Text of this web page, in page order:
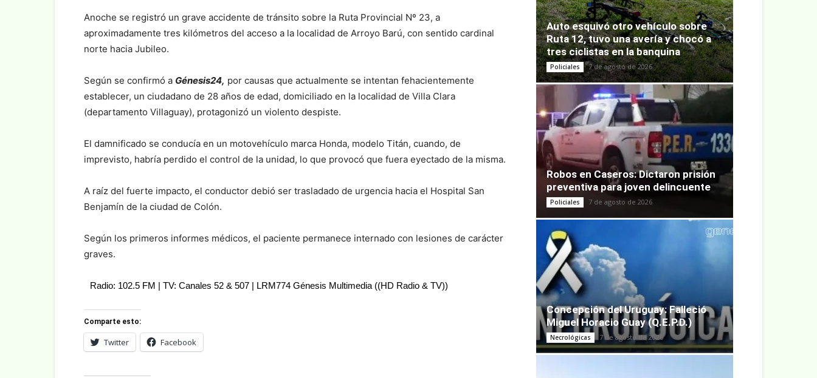
Anoche se registró un grave accidente de tránsito sobre la Ruta Provincial Nº 23, a
aproximadamente tres kilómetros del acceso a la localidad de Arroyo Barú, con sentido cardinal
norte hacia Jubileo.
Según se confirmó a Génesis24, por causas que actualmente se intentan fehacientemente
establecer, un ciudadano de 28 años de edad, domiciliado en la localidad de Villa Clara
(departamento Villaguay), protagonizó un violento despiste.
El damnificado se conducía en un motovehículo marca Honda, modelo Titán, cuando, de
imprevisto, habría perdido el control de la unidad, lo que provocó que fuera eyectado de la misma.
A raíz del fuerte impacto, el conductor debió ser trasladado de urgencia hacia el Hospital San
Benjamín de la ciudad de Colón.
Según los primeros informes médicos, el paciente permanece internado con lesiones de carácter
graves.
Radio: 102.5 FM | TV: Canales 52 & 507 | LRM774 Génesis Multimedia ((HD Radio & TV))
Comparte esto:
Twitter Facebook
Auto esquivó otro vehículo sobre
Ruta 12, tuvo una avería y chocó a
tres ciclistas en la banquina
Policiales 7 de agosto de 2026
Robos en Caseros: Dictaron prisión
preventiva para joven delincuente
Policiales 7 de agosto de 2026
Concepción del Uruguay: Falleció
Miguel Horacio Guay (Q.E.P.D.)
Necrológicas 7 de agosto de 2026